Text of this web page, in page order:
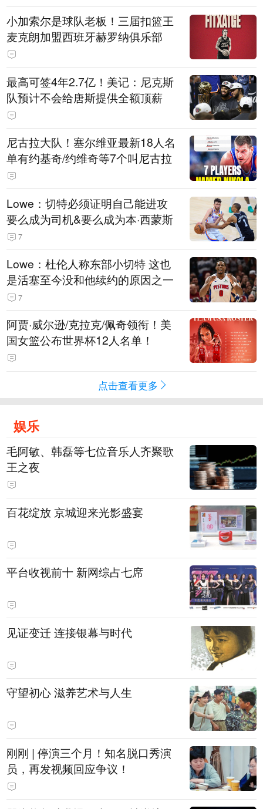
小加索尔是球队老板！三届扣篮王
麦克朗加盟西班牙赫罗纳俱乐部
最高可签4年2.7亿！美记：尼克斯
队预计不会给唐斯提供全额顶薪
尼古拉大队！塞尔维亚最新18人名
单有约基奇/约维奇等7个叫尼古拉
Lowe：切特必须证明自己能进攻
要么成为司机&要么成为本·西蒙斯
7
Lowe：杜伦人称东部小切特 这也
是活塞至今没和他续约的原因之一
7
阿贾·威尔逊/克拉克/佩奇领衔！美
国女篮公布世界杯12人名单！
点击查看更多
娱乐
毛阿敏、韩磊等七位音乐人齐聚歌
王之夜
百花绽放 京城迎来光影盛宴
平台收视前十 新网综占七席
见证变迁 连接银幕与时代
守望初心 滋养艺术与人生
刚刚 | 停演三个月！知名脱口秀演
员，再发视频回应争议！